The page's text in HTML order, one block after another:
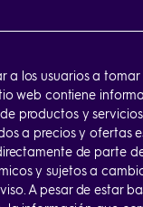
a los usuarios a tomar
web contiene
productos y
a precios y ofertas
de parte
y sujetos a
A pesar de estar